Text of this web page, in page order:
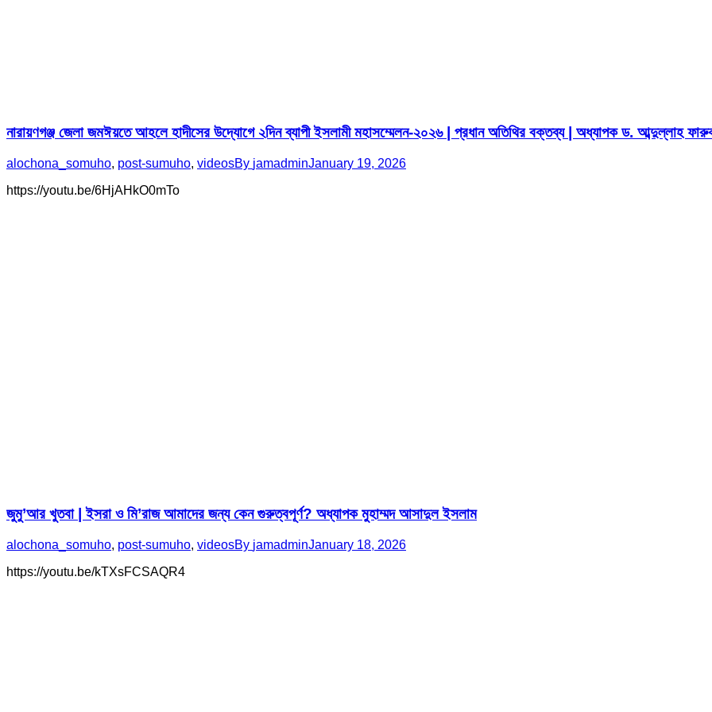
নারায়ণগঞ্জ জেলা জমঈয়তে আহলে হাদীসের উদ্যোগে ২দিন ব্যাপী ইসলামী মহাসম্মেলন-২০২৬ | প্রধান অতিথির বক্তব্য | অধ্যাপক ড. আব্দুল্লাহ
alochona_somuho, post-sumuho, videosBy jamadminJanuary 19, 2026
https://youtu.be/6HjAHkO0mTo
জুমু’আর খুতবা | ইসরা ও মি’রাজ আমাদের জন্য কেন গুরুত্বপূর্ণ? অধ্যাপক মুহাম্মদ আসাদুল ইসলাম
alochona_somuho, post-sumuho, videosBy jamadminJanuary 18, 2026
https://youtu.be/kTXsFCSAQR4